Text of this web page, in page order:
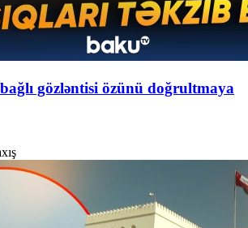
gözləntisi özünü doğrultmaya